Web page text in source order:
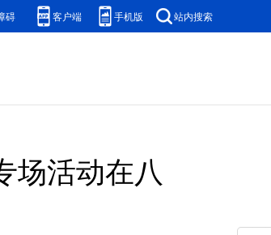
碍 客户端 手机版 站内搜索
场活动在八